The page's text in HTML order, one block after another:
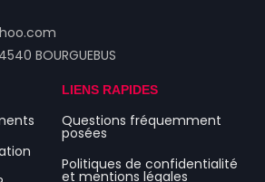
BOURGUEBUS
LIENS RAPIDES
Questions fréquemment
posées
Politiques de confidentialité
et mentions légales